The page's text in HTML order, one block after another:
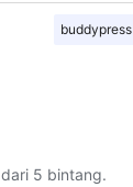
buddypress
dari 5 bintang.